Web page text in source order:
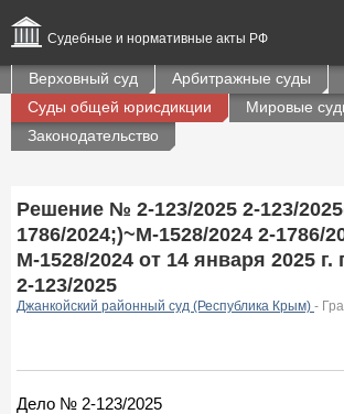
Судебные и нормативные акты РФ
Верховный суд
Арбитражные суды
Суды общей юрисдикции
Мировые
Законодательство
Решение № 2-123/2025 2-123/
1786/2024;)~М-1528/2024 2-1786/
М-1528/2024 от 14 января 2025
2-123/2025
Джанкойский районный суд (Республика Крым) -
Дело № 2-123/2025